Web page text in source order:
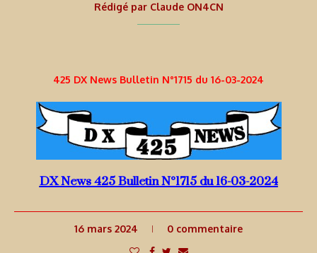
Rédigé par Claude ON4CN
425 DX News Bulletin N°1715 du 16-03-2024
DX News 425 Bulletin N°1715 du 16-03-2024
16 mars 2024 0 commentaire